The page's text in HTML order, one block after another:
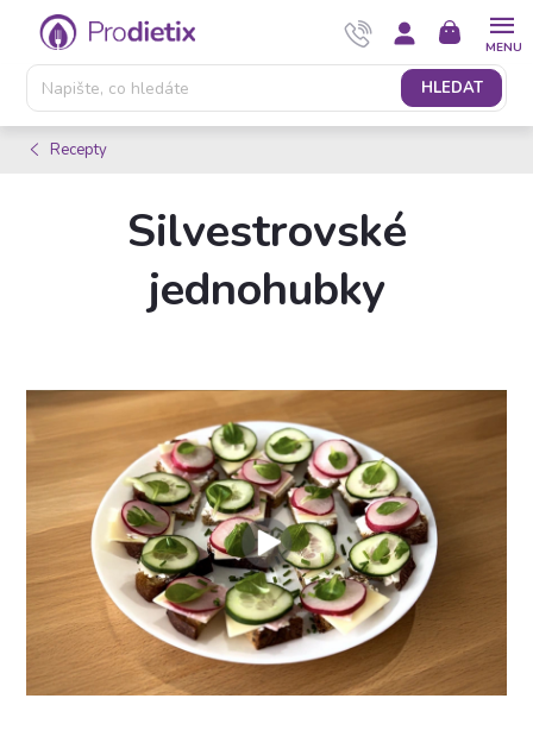
Přejít
obsah
HLEDAT
NÁKUPNÍ
KOŠÍK
Recepty
Silvestrovské
jednohubky